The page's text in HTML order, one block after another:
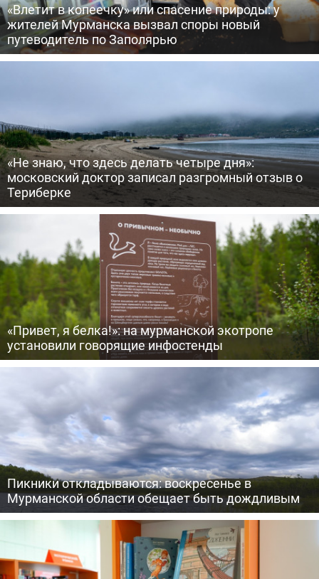
«Влетит в копеечку» или спасение природы: у
жителей Мурманска вызвал споры новый
путеводитель по Заполярью
«Не знаю, что здесь делать четыре дня»:
московский доктор записал разгромный отзыв о
Териберке
«Привет, я белка!»: на мурманской экотропе
установили говорящие инфостенды
Пикники откладываются: воскресенье в
Мурманской области обещает быть дождливым